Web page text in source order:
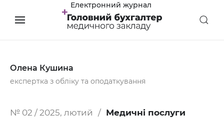
Електронний журнал
Олена Кушина
експертка з обліку та оподаткування
№ 02 / 2025, лютий Медичні послуги